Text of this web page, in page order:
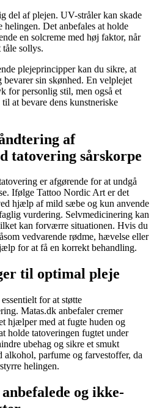
del af plejen. UV-stråler kan skade
Det anbefales at holde
en solcreme med høj faktor, når
sollys.
plejeprincipper kan du sikre, at
sin skønhed. En velplejet
for personlig stil, men også et
at bevare dens kunstneriske
af
tatovering sårskorpe
er afgørende for at undgå
Ifølge Tattoo Nordic Art er det
hjælp af mild sæbe og kun anvende
vurdering. Selvmedicinering kan
kan forværre situationen. Hvis du
vedvarende rødme, hævelse eller
for at få en korrekt behandling.
til optimal pleje
for at støtte
Matas.dk anbefaler cremer
hjælper med at fugte huden og
holde tatoveringen fugtet under
ubehag og sikre et smukt
alkohol, parfume og farvestoffer, da
helingen.
og ikke-